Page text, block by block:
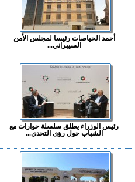
أحمد الحياصات رئيسا لمجلس الأمن
السيبراني...
رئيس الوزراء يطلق سلسلة حوارات مع
الشباب حول رؤى التحدي...